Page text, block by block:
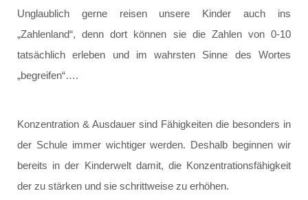
Unglaublich gerne reisen unsere Kinder auch ins
„Zahlenland“, denn dort können sie die Zahlen von 0-10
tatsächlich erleben und im wahrsten Sinne des Wortes
„begreifen“….
Konzentration & Ausdauer sind Fähigkeiten die besonders in
der Schule immer wichtiger werden. Deshalb beginnen wir
bereits in der Kinderwelt damit, die Konzentrationsfähigkeit
der zu stärken und sie schrittweise zu erhöhen.